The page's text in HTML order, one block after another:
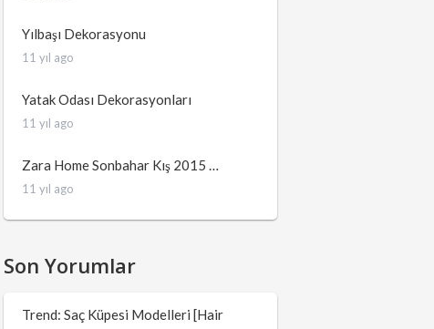
Yılbaşı Dekorasyonu
11 yıl ago
Yatak Odası Dekorasyonları
11 yıl ago
Zara Home Sonbahar Kış 2015 …
11 yıl ago
Son Yorumlar
Trend: Saç Küpesi Modelleri [Hair